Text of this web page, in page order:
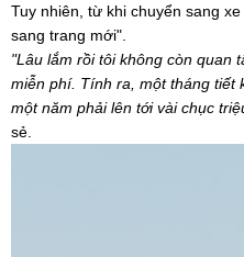
Tuy nhiên, từ khi chuyển sang
sang trang mới".
"Lâu lắm rồi tôi không còn quan
miễn phí. Tính ra, một tháng tiết
một năm phải lên tới vài chục
sẻ.